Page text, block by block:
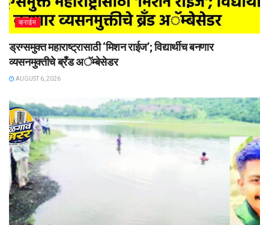
क्राईम
ड्रग्समुक्त महाराष्ट्रासाठी ‘मिशन राईज’; विद्यार्थीच बनणार
व्यसनमुक्तीचे ब्रँड अॅम्बेसेडर
AUGUST 6, 2026